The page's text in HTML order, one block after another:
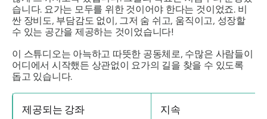
습니다. 요가는 모두를 위한 것이어야 한다는 것이었죠. 비
싼 장비도, 부담감도 없이, 그저 숨 쉬고, 움직이고, 성장할
수 있는 공간을 제공하는 것이었습니다!
이 스튜디오는 아늑하고 따뜻한 공동체로, 수많은 사람들이
어디에서 시작했든 상관없이 요가의 길을 찾을 수 있도록
돕고 있습니다.
제공되는 강좌 지속